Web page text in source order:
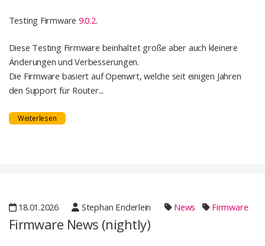
Testing Firmware 9.0.2.
Diese Testing Firmware beinhaltet große aber auch kleinere
Änderungen und Verbesserungen.
Die Firmware basiert auf Openwrt, welche seit einigen Jahren
den Support für Router...
Weiterlesen
18.01.2026 Stephan Enderlein News Firmware
Firmware News (nightly)